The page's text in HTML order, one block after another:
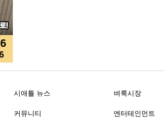
시애틀 뉴스 벼룩시장
커뮤니티 엔터테인먼트